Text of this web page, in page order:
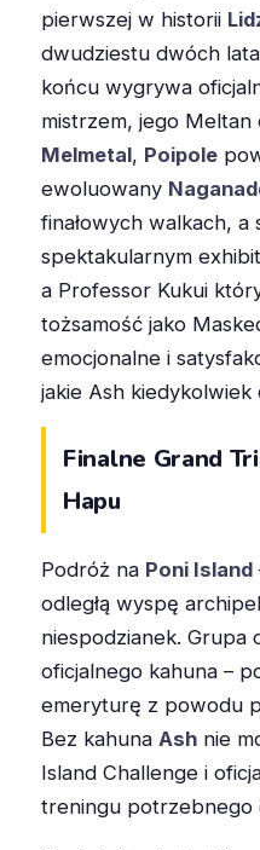
pierwszej w historii
dwudziestu dwóch
końcu wygrywa
mistrzem, jego
Melmetal, Poipole
ewoluowany
finałowych walkach, a
spektakularnym
a Professor Kukui
tożsamość jako
emocjonalne i
jakie Ash kiedykolwiek
Finalne Grand
Hapu
Podróż na Poni Island
odległą wyspę
niespodzianek. Grupa
oficjalnego kahuna –
emeryturę z powodu
Bez kahuna Ash nie
Island Challenge i
treningu potrzebnego